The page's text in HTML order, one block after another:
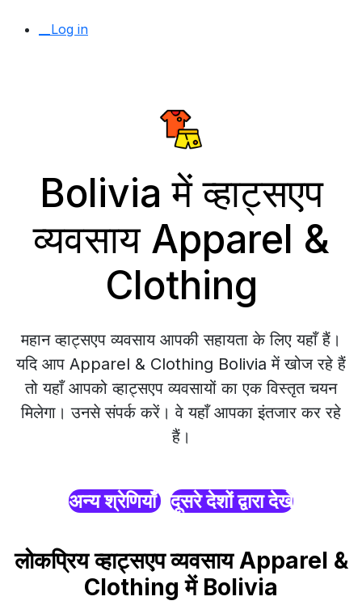
__Log in
Bolivia में व्हाट्सएप
व्यवसाय Apparel &
Clothing
महान व्हाट्सएप व्यवसाय आपकी सहायता के लिए यहाँ हैं।
यदि आप Apparel & Clothing Bolivia में खोज रहे हैं
तो यहाँ आपको व्हाट्सएप व्यवसायों का एक विस्तृत चयन
मिलेगा। उनसे संपर्क करें। वे यहाँ आपका इंतजार कर रहे
हैं।
अन्य श्रेणियाँ दूसरे देशों द्वारा देखें
लोकप्रिय व्हाट्सएप व्यवसाय Apparel &
Clothing में Bolivia